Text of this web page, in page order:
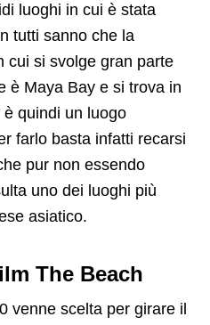
luoghi in cui è stata
tutti sanno che la
cui si svolge gran parte
è Maya Bay e si trova in
è quindi un luogo
farlo basta infatti recarsi
pur non essendo
uno dei luoghi più
asiatico.
The Beach
venne scelta per girare il